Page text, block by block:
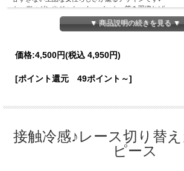
カーディガンやジャケット、パーカー等を羽織れば
春から秋までロングシーズン着られる、
落ち着いたトーンのカラーでご用意しました◎
【Material】
レース部分：ポリエステル100％
身幅：45cm
袖丈：20cm
袖口幅：18.5cm
▼ 商品説明の続きを見る ▼
価格:4,500円(税込 4,950円)
[ポイント還元 49ポイント～]
接触冷感♪レース切り替
ピース